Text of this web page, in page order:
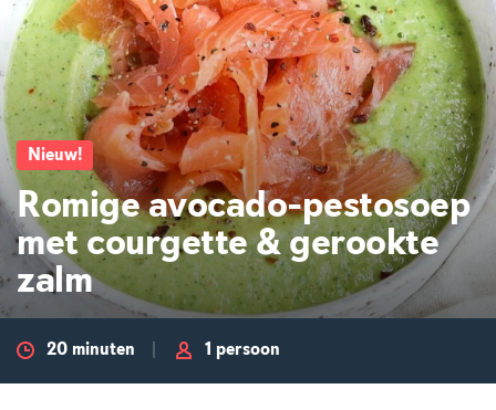
Nieuw!
Romige avocado-pestosoep
met courgette & gerookte
zalm
20 minuten 1 persoon